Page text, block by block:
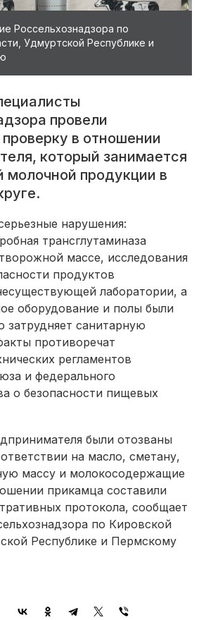
Россельхознадзора по
Удмуртской Республике и
провели
в отношении
который занимается
молочной продукции в
нарушения:
трансглутаминаза
массе, исследования
продуктов
лаборатории, а
оборудование и полы были
затрудняет санитарную
противоречат
регламентов
и федерального
о безопасности пищевых
были отозваны
на масло, сметану,
массу и молокосодержащие
прикамца составили
протокола, сообщает
по Кировской
Республике и Пермскому